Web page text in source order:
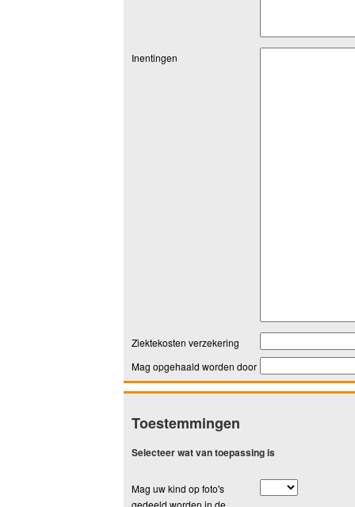
Inentingen
Ziektekosten verzekering
Mag opgehaald worden door
Toestemmingen
Selecteer wat van toepassing is
Mag uw kind op foto's